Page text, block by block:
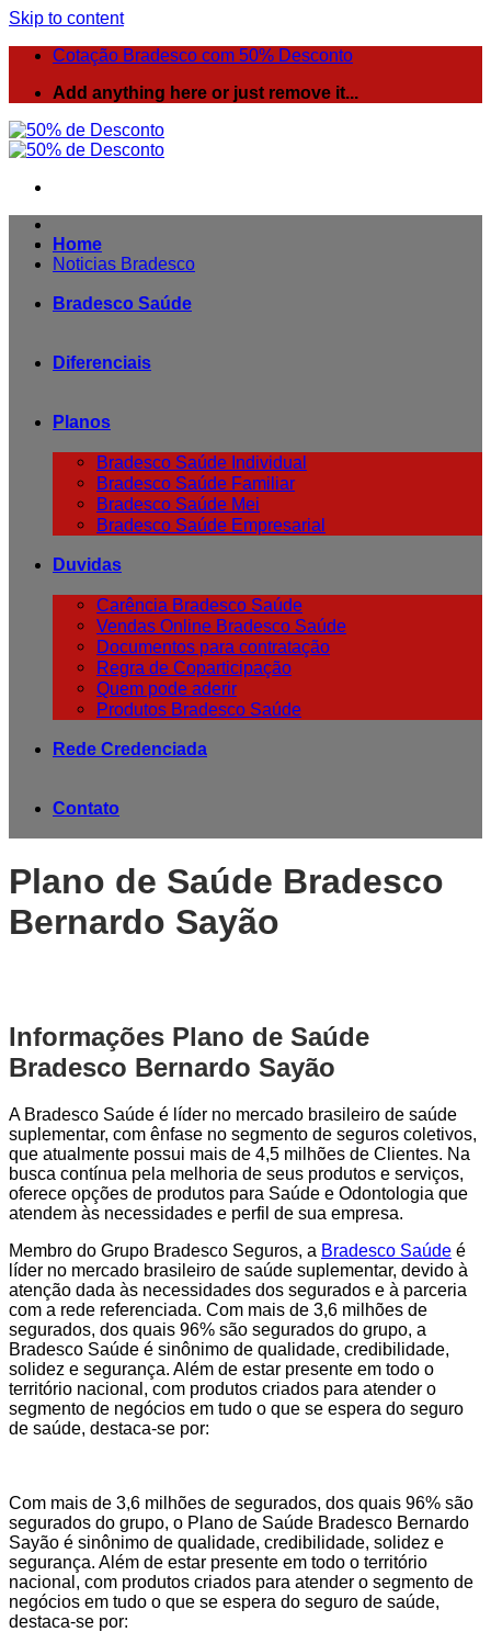
Skip to content
Cotação Bradesco com 50% Desconto
Add anything here or just remove it...
Noticias Bradesco
Home
Bradesco Saúde
Diferenciais
Planos
Bradesco Saúde Individual
Bradesco Saúde Familiar
Bradesco Saúde Mei
Bradesco Saúde Empresarial
Duvidas
Carência Bradesco Saúde
Vendas Online Bradesco Saúde
Documentos para contratação
Regra de Coparticipação
Quem pode aderir
Produtos Bradesco Saúde
Rede Credenciada
Contato
Plano de Saúde Bradesco
Bernardo Sayão
Informações Plano de Saúde
Bradesco Bernardo Sayão
A Bradesco Saúde é líder no mercado brasileiro de saúde
suplementar, com ênfase no segmento de seguros coletivos,
que atualmente possui mais de 4,5 milhões de Clientes. Na
busca contínua pela melhoria de seus produtos e serviços,
oferece opções de produtos para Saúde e Odontologia que
atendem às necessidades e perfil de sua empresa.
Membro do Grupo Bradesco Seguros, a Bradesco Saúde é
líder no mercado brasileiro de saúde suplementar, devido à
atenção dada às necessidades dos segurados e à parceria
com a rede referenciada. Com mais de 3,6 milhões de
segurados, dos quais 96% são segurados do grupo, a
Bradesco Saúde é sinônimo de qualidade, credibilidade,
solidez e segurança. Além de estar presente em todo o
território nacional, com produtos criados para atender o
segmento de negócios em tudo o que se espera do seguro
de saúde, destaca-se por:
Com mais de 3,6 milhões de segurados, dos quais 96% são
segurados do grupo, o Plano de Saúde Bradesco Bernardo
Sayão é sinônimo de qualidade, credibilidade, solidez e
segurança. Além de estar presente em todo o território
nacional, com produtos criados para atender o segmento de
negócios em tudo o que se espera do seguro de saúde,
destaca-se por: